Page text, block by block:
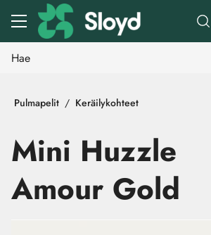
Siirry pääsisältöön
Pulmapelit Keräilykohteet
Mini Huzzle
Amour Gold